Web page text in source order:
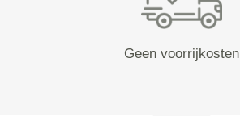
Geen voorrijkosten